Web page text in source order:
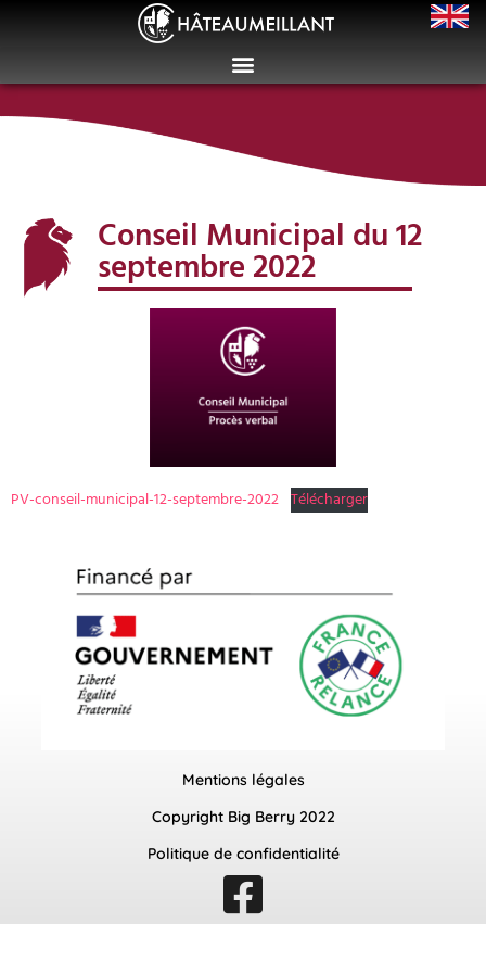
Conseil Municipal du 12
septembre 2022
PV-conseil-municipal-12-septembre-2022 Télécharger
Mentions légales
Copyright Big Berry 2022
Politique de confidentialité